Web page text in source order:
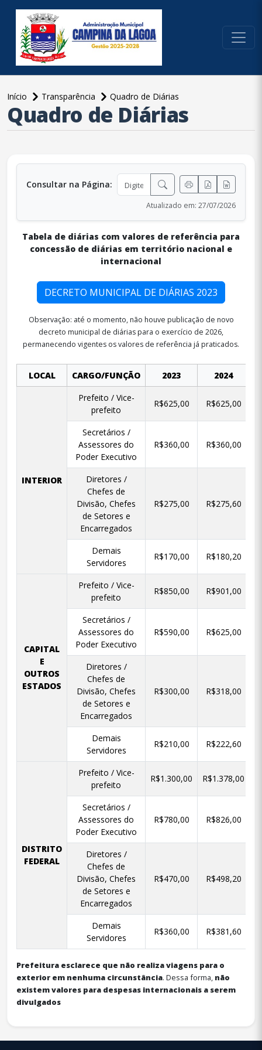
Início Transparência
Quadro de Diárias
conteúdo principal
Quadro de Diárias
Consultar na Página:
Atualizado em: 27/07/2026
Tabela de diárias com valores de referência para
concessão de diárias em território nacional e
internacional
DECRETO MUNICIPAL DE DIÁRIAS 2023
Observação: até o momento, não houve publicação de novo
decreto municipal de diárias para o exercício de 2026,
permanecendo vigentes os valores de referência já praticados.
LOCAL CARGO/FUNÇÃO 2023 2024
INTERIOR
Prefeito / Vice-
prefeito
R$625,00 R$625,00
Secretários /
Assessores do
Poder Executivo
R$360,00 R$360,00
Diretores /
Chefes de
Divisão, Chefes
de Setores e
Encarregados
R$275,00 R$275,60
Demais
Servidores
R$170,00 R$180,20
CAPITAL
E
OUTROS
ESTADOS
Prefeito / Vice-
prefeito
R$850,00 R$901,00
Secretários /
Assessores do
Poder Executivo
R$590,00 R$625,00
Diretores /
Chefes de
Divisão, Chefes
de Setores e
Encarregados
R$300,00 R$318,00
Demais
Servidores
R$210,00 R$222,60
DISTRITO
FEDERAL
Prefeito / Vice-
prefeito
R$1.300,00 R$1.378,00
Secretários /
Assessores do
Poder Executivo
R$780,00 R$826,00
Diretores /
Chefes de
Divisão, Chefes
de Setores e
Encarregados
R$470,00 R$498,20
Demais
Servidores
R$360,00 R$381,60
Prefeitura esclarece que não realiza viagens para o
exterior em nenhuma circunstância. Dessa forma, não
existem valores para despesas internacionais a serem
divulgados